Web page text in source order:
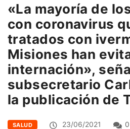
«La mayoría de
con coronavirus
tratados con
Misiones han
internación»,
subsecretario
la publicación de
SALUD 23/06/2021 0